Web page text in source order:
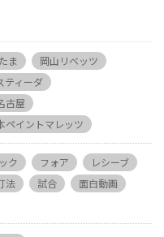
ま
岡山リベッツ
ティーダ
古屋
ペイントマレッツ
ク フォア
レシーブ
法 試合
面白動画